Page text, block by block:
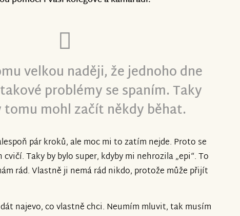
velkou naději, že jednoho dne
problémy se spaním. Taky
tomu mohl začít někdy běhat.
pár kroků, ale moc mi to zatím nejde. Proto se
Taky by bylo super, kdyby mi nehrozila „epi“. To
rád. Vlastně ji nemá rád nikdo, protože může přijít
najevo, co vlastně chci. Neumím mluvit, tak musím